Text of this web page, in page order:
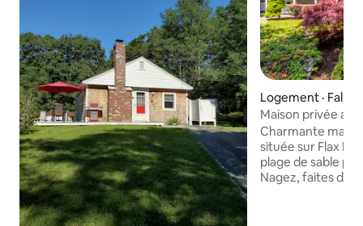
Logement ·
Maison privée au
Cod
Charmante
située sur Flax Pond. Profitez
plage de sable
Nagez, faites du